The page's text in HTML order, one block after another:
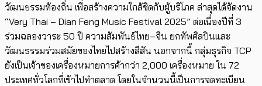
วัฒนธรรมท้องถิ่น เพื่อสร้างความใกล้ชิดกับผู้บริโภค ล่าสุดได้จัดงาน
“Very Thai – Dian Feng Music Festival 2025” ต่อเนื่องปีที่ 3
ร่วมฉลองวาระ 50 ปี ความสัมพันธ์ไทย–จีน ยกทัพศิลปินและ
วัฒนธรรมร่วมสมัยของไทยไปสร้างสีสัน นอกจากนี้ กลุ่มธุรกิจ TCP
ยังเป็นเจ้าของเครื่องหมายการค้ากว่า 2,000 เครื่องหมาย ใน 72
ประเทศทั่วโลกที่เข้าไปทำตลาด โดยในจำนวนนี้เป็นการจดทะเบียน